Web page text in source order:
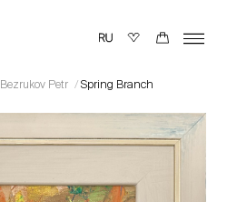
Bezrukov Petr Spring Branch